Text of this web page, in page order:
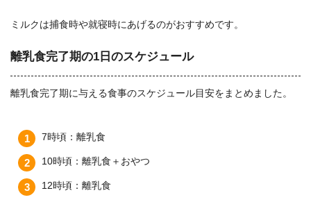
ミルクは捕食時や就寝時にあげるのがおすすめです。
離乳食完了期の1日のスケジュール
離乳食完了期に与える食事のスケジュール目安をまとめました。
7時頃：離乳食
10時頃：離乳食＋おやつ
12時頃：離乳食